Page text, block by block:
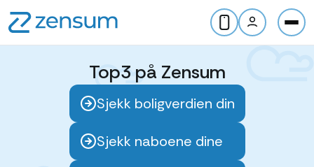
Top3 på Zensum
Sjekk boligverdien din
Sjekk naboene dine